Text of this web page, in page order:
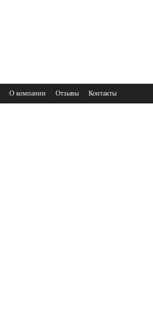
О компании Отзывы Контакты